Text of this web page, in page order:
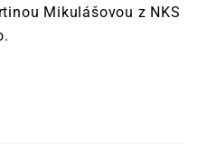
Mikulášovou z NKS